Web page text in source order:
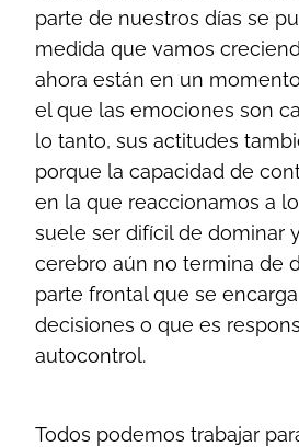
parte de nuestros días se
medida que vamos
ahora están en un
el que las emociones son
lo tanto, sus actitudes
porque la capacidad de
en la que reaccionamos a
suele ser difícil de dominar
cerebro aún no termina de
parte frontal que se
decisiones o que es
autocontrol.
Todos podemos trabajar